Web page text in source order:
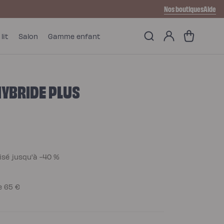
Nos boutiquesAide
lit Salon Gamme enfant Mon
comptePanier
PLUS
jusqu'à -40 %
65 €